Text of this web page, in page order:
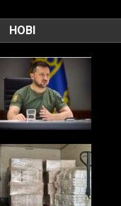
НОВІ